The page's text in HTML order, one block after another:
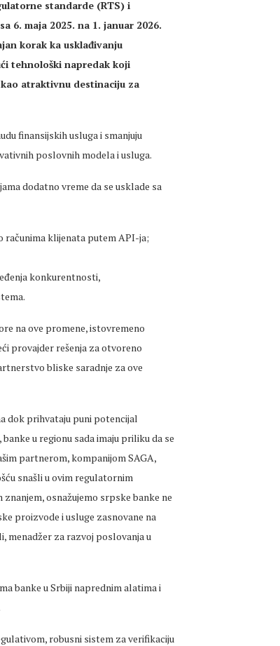
standarde (RTS) i
6. maja 2025. na 1. januar 2026.
korak ka usklađivanju
tehnološki napredak koji
atraktivnu destinaciju za
finansijskih usluga i smanjuju
poslovnih modela i usluga.
dodatno vreme da se usklade sa
računima klijenata putem API-ja;
konkurentnosti,
na ove promene, istovremeno
provajder rešenja za otvoreno
bliske saradnje za ove
dok prihvataju puni potencijal
u regionu sada imaju priliku da se
partnerom, kompanijom SAGA,
snašli u ovim regulatornim
osnažujemo srpske banke ne
proizvode i usluge zasnovane na
menadžer za razvoj poslovanja u
banke u Srbiji naprednim alatima i
robusni sistem za verifikaciju